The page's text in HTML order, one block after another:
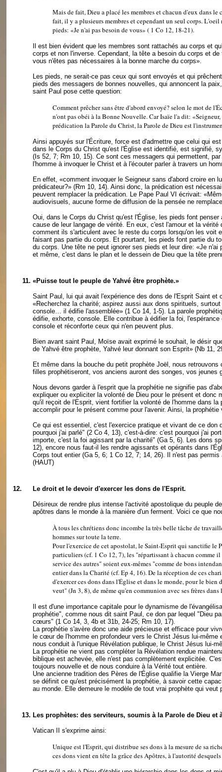
Mais de fait, Dieu a placé les membres et chacun d'eux dans
fait, il y a plusieurs membres et cependant un seul corps.
pieds: «Je n'ai pas besoin de vous» ( 1 Co 12, 18-21).
Il est bien évident que les membres sont rattachés au corps et
corps et non l'inverse. Cependant, la tête a besoin du corps et
vous n'êtes pas nécessaires à la bonne marche du corps».
Les pieds, ne serait-ce pas ceux qui sont envoyés et qui
pieds des messagers de bonnes nouvelles, qui annoncent la
saint Paul pose cette question:
Comment prêcher sans être d'abord envoyé? selon le mot de
n'ont pas obéi à la Bonne Nouvelle. Car Isaïe l'a dit:
prédication la Parole du Christ, la Parole de Dieu est
Ainsi appuyés sur l'Écriture, force est d'admettre que celui qui
dans le Corps du Christ qu'est l'Église est identifié, est signifié,
(Is 52, 7; Rm 10, 15). Ce sont ces messagers qui permettent,
l'homme à invoquer le Christ et à l'écouter parler à travers un
En effet, «comment invoquer le Seigneur sans d'abord croire en
prédicateur?» (Rm 10, 14). Ainsi donc, la prédication est
peuvent remplacer la prédication. Le Pape Paul VI écrivait:
audiovisuels, aucune forme de diffusion de la pensée ne
Oui, dans le Corps du Christ qu'est l'Église, les pieds font
cause de leur langage de vérité. En eux, c'est l'amour et la
comment ils s'articulent avec le reste du corps lorsqu'on les voit
faisant pas partie du corps. Et pourtant, les pieds font partie du
du corps. Une tête ne peut ignorer ses pieds et leur dire: «Je
et même, c'est dans le plan et le dessein de Dieu que la tête
11. «Puisse tout le peuple de Yahvé être prophète.»
Saint Paul, lui qui avait l'expérience des dons de l'Esprit Saint
«Recherchez la charité; aspirez aussi aux dons spirituels,
console… il édifie l'assemblée» (1 Co 14, 1-5). La parole
édifie, exhorte, console. Elle contribue à édifier la foi,
console et réconforte ceux qui n'en peuvent plus.
Bien avant saint Paul, Moïse avait exprimé le souhait, le désir
de Yahvé être prophète, Yahvé leur donnant son Esprit» (Nb 11,
Et même dans la bouche du petit prophète Joël, nous
filles prophétiseront, vos anciens auront des songes, vos jeunes
Nous devons garder à l'esprit que la prophétie ne signifie pas
expliquer ou expliciter la volonté de Dieu pour le présent et donc
qu'il reçoit de l'Esprit, vient fortifier la volonté de l'homme dans
accomplir pour le présent comme pour l'avenir. Ainsi, la
Ce qui est essentiel, c'est l'exercice pratique et vivant de ce
pourquoi j'ai parlé" (2 Co 4, 13), c'est-à-dire: c'est pourquoi j'ai
importe, c'est la foi agissant par la charité" (Ga 5, 6). Les dons
12), encore nous faut-il les rendre agissants et opérants dans
Corps tout entier (Ga 5, 6; 1 Co 12, 7; 14, 26). Il n'est pas
(HAUT)
12. Le droit et le devoir d'exercer les dons de l'Esprit.
Désireux de rendre plus intense l'activité apostolique du peuple
apôtres dans le monde à la manière d'un ferment. Voici ce que
À tous les chrétiens donc incombe la très belle tâche de
hommes sur toute la terre.
Pour l'exercice de cet apostolat, le Saint-Esprit qui sanctifie le
particuliers (cf. 1 Co 12, 7), les "répartissant à chacun comme
service des autres" soient eux-mêmes "comme de bons
entier dans la Charité (cf. Ep 4, 16). De la réception de ces
d'exercer ces dons dans l'Église et dans le monde, pour le
veut" (Jn 3, 8), de même qu'en communion avec ses frères
Il est d'une importance capitale pour le dynamisme de
prophétie", comme nous dit saint Paul, ce don par lequel "Dieu
cœurs" (1 Co 14, 3, 4b et 31b, 24-25; Rm 10, 17).
La prophétie s'avère donc une aide précieuse et efficace pour
le cœur de l'homme en profondeur vers le Christ Jésus lui-
nous conduit à l'unique Révélation publique, le Christ Jésus lui-
La prophétie ne vient pas compléter la Révélation rendue
biblique est achevée, elle n'est pas complètement explicitée.
toujours nouvelle et de nous conduire à la Vérité tout entière.
Une ancienne tradition des Pères de l'Église qualifie la Vierge
se définit ce qu'est précisément la prophétie, à savoir cette
au monde. Elle demeure le modèle de tout vrai prophète qui
13. Les prophètes: des serviteurs, soumis à la Parole de Dieu et
Vatican II s'exprime ainsi:
Unique est l'Esprit, qui distribue ses dons à la mesure de sa
ces dons vient en tête la grâce des Apôtres, à l'autorité